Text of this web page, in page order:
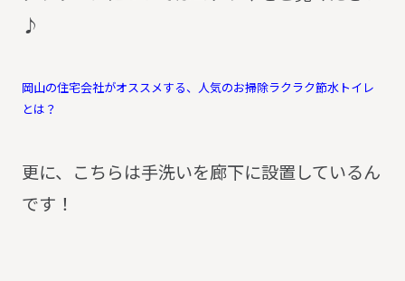
♪
岡山の住宅会社がオススメする、人気のお掃除ラクラク節水トイレ
とは？
更に、こちらは手洗いを廊下に設置しているん
です！